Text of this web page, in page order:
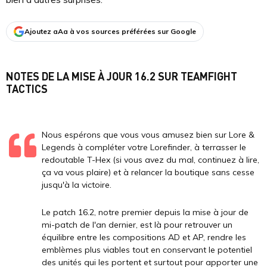
Ajoutez aAa à vos sources préférées sur Google
NOTES DE LA MISE À JOUR 16.2 SUR TEAMFIGHT
TACTICS
Nous espérons que vous vous amusez bien sur Lore &
Legends à compléter votre Lorefinder, à terrasser le
redoutable T-Hex (si vous avez du mal, continuez à lire,
ça va vous plaire) et à relancer la boutique sans cesse
jusqu'à la victoire.
Le patch 16.2, notre premier depuis la mise à jour de
mi-patch de l'an dernier, est là pour retrouver un
équilibre entre les compositions AD et AP, rendre les
emblèmes plus viables tout en conservant le potentiel
des unités qui les portent et surtout pour apporter une